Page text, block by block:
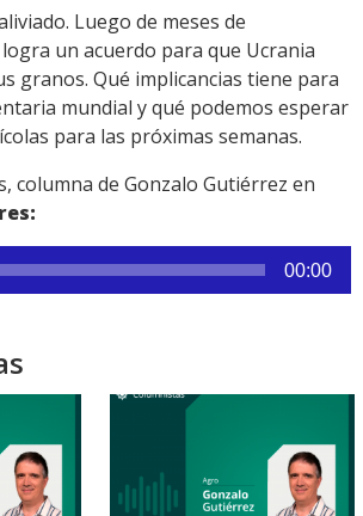
Link
Luego de meses de
un acuerdo para que Ucrania
granos. Qué implicancias tiene para
mundial y qué podemos esperar
para las próximas semanas.
columna de Gonzalo Gutiérrez en
00:00